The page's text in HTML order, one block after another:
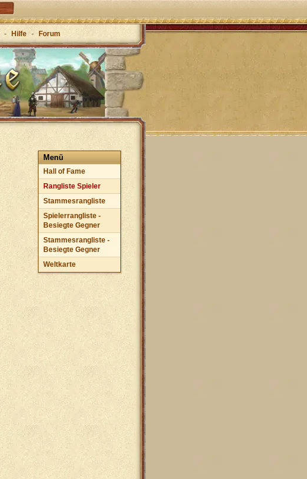
- Hilfe - Forum
Menü
Hall of Fame
Rangliste Spieler
Stammesrangliste
Spielerrangliste -
Besiegte Gegner
Stammesrangliste -
Besiegte Gegner
Weltkarte